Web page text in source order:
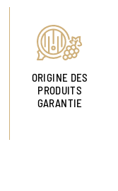
ORIGINE DES
PRODUITS
GARANTIE